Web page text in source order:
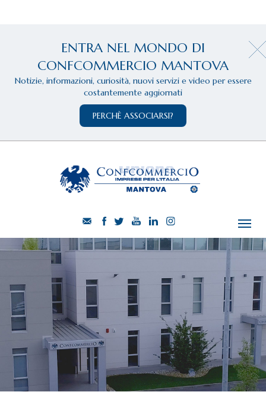
ENTRA NEL MONDO DI
CONFCOMMERCIO MANTOVA
Notizie, informazioni, curiosità, nuovi servizi e video per essere
costantemente aggiornati
PERCHÈ ASSOCIARSI?
CHI SIAMO
SERVIZI
CATEGORIE
DELEGAZIONI
ATTIVITÀ STORICHE
PERIODICO